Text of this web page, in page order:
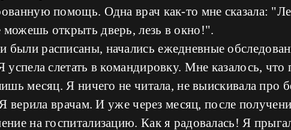
помощь. Одна врач как-то мне сказала:
открыть дверь, лезь в окно!".
расписаны, начались ежедневные
успела слетать в командировку. Мне казалось, что
месяц. Я ничего не читала, не выискивала про
верила врачам. И уже через месяц, после
на госпитализацию. Как я радовалась! Я